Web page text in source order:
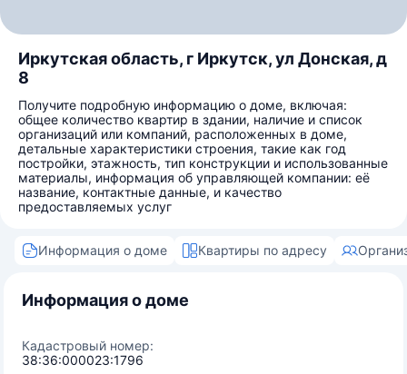
Иркутская область, г Иркутск, ул Донская, д
8
Получите подробную информацию о доме, включая:
общее количество квартир в здании, наличие и список
организаций или компаний, расположенных в доме,
детальные характеристики строения, такие как год
постройки, этажность, тип конструкции и использованные
материалы, информация об управляющей компании: её
название, контактные данные, и качество
предоставляемых услуг
Информация о доме Квартиры по адресу
Информация о доме
Кадастровый номер:
38:36:000023:1796